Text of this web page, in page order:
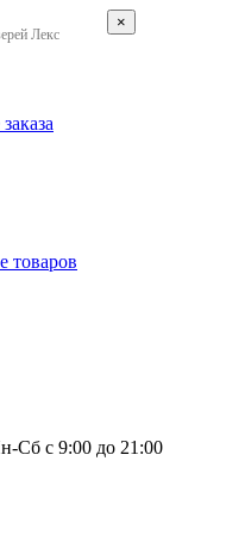
Лекс
×
товаров
Сб с 9:00 до 21:00